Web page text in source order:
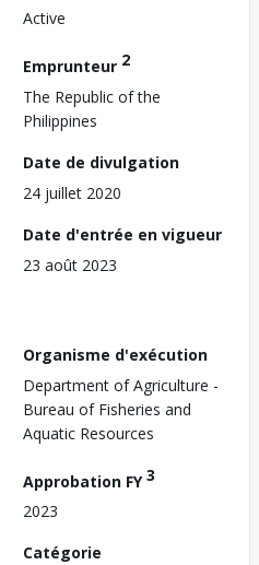
Active
Emprunteur 2
The Republic of the
Philippines
Date de divulgation
24 juillet 2020
Date d'entrée en vigueur
23 août 2023
Organisme d'exécution
Department of Agriculture -
Bureau of Fisheries and
Aquatic Resources
Approbation FY3
2023
Catégorie